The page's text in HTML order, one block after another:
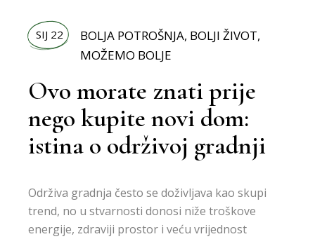
SIJ 22 BOLJA POTROŠNJA, BOLJI ŽIVOT,
MOŽEMO BOLJE
Ovo morate znati prije
nego kupite novi dom:
istina o održivoj gradnji
Održiva gradnja često se doživljava kao skupi
trend, no u stvarnosti donosi niže troškove
energije, zdraviji prostor i veću vrijednost